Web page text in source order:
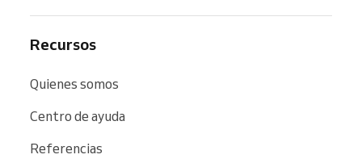
Recursos
Quienes somos
Centro de ayuda
Referencias